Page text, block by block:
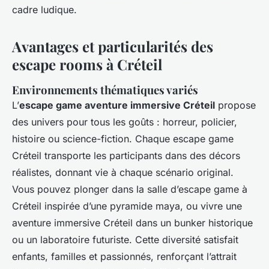
cadre ludique.
Avantages et particularités des
escape rooms à Créteil
Environnements thématiques variés
L’escape game aventure immersive Créteil propose
des univers pour tous les goûts : horreur, policier,
histoire ou science-fiction. Chaque escape game
Créteil transporte les participants dans des décors
réalistes, donnant vie à chaque scénario original.
Vous pouvez plonger dans la salle d’escape game à
Créteil inspirée d’une pyramide maya, ou vivre une
aventure immersive Créteil dans un bunker historique
ou un laboratoire futuriste. Cette diversité satisfait
enfants, familles et passionnés, renforçant l’attrait